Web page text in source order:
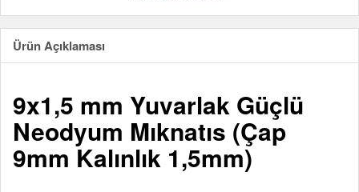
Ürün Açıklaması
9x1,5 mm Yuvarlak Güçlü
Neodyum Mıknatıs (Çap
9mm Kalınlık 1,5mm)